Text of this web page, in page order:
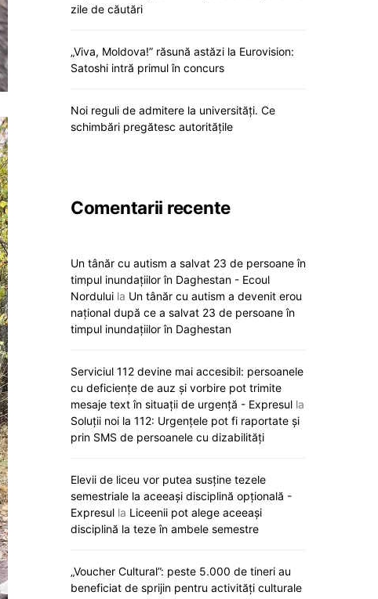
zile de căutări
„Viva, Moldova!” răsună astăzi la Eurovision:
Satoshi intră primul în concurs
Noi reguli de admitere la universități. Ce
schimbări pregătesc autoritățile
Comentarii recente
Un tânăr cu autism a salvat 23 de persoane în
timpul inundațiilor în Daghestan - Ecoul
Nordului la Un tânăr cu autism a devenit erou
național după ce a salvat 23 de persoane în
timpul inundațiilor în Daghestan
Serviciul 112 devine mai accesibil: persoanele
cu deficiențe de auz și vorbire pot trimite
mesaje text în situații de urgență - Expresul la
Soluții noi la 112: Urgențele pot fi raportate și
prin SMS de persoanele cu dizabilități
Elevii de liceu vor putea susține tezele
semestriale la aceeași disciplină opțională -
Expresul la Liceenii pot alege aceeași
disciplină la teze în ambele semestre
„Voucher Cultural”: peste 5.000 de tineri au
beneficiat de sprijin pentru activități culturale